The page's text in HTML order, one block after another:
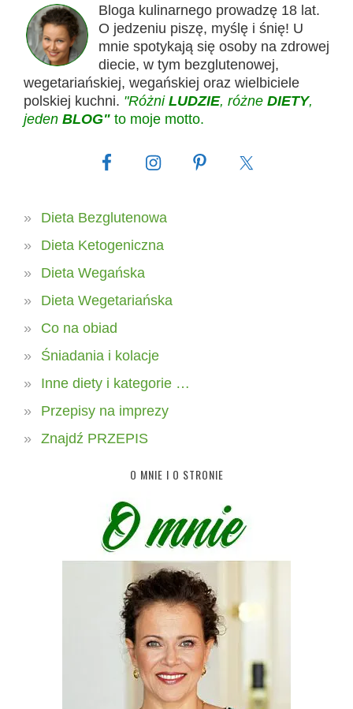
Bloga kulinarnego prowadzę 18 lat.
O jedzeniu piszę, myślę i śnię! U
mnie spotykają się osoby na zdrowej
diecie, w tym bezglutenowej,
wegetariańskiej, wegańskiej oraz wielbiciele
polskiej kuchni. "Różni LUDZIE, różne DIETY,
jeden BLOG" to moje motto.
Dieta Bezglutenowa
Dieta Ketogeniczna
Dieta Wegańska
Dieta Wegetariańska
Co na obiad
Śniadania i kolacje
Inne diety i kategorie …
Przepisy na imprezy
Znajdź PRZEPIS
O MNIE I O STRONIE